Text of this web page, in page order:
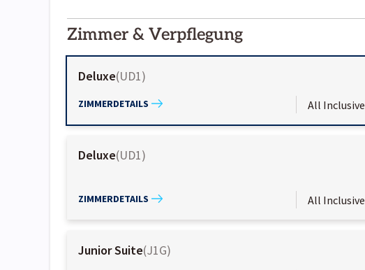
01-02
Zimmer & Verpflegung
Deluxe(UD1)
ZIMMERDETAILS All Inclusive
Deluxe(UD1)
ZIMMERDETAILS All Inclusive
Junior Suite(J1G)